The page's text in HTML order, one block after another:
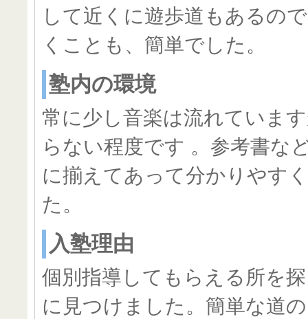
して近くに遊歩道もあるの
くことも、簡単でした。
塾内の環境
常に少し音楽は流れていま
らない程度です 。参考書な
に揃えてあって分かりやす
た。
入塾理由
個別指導してもらえる所を
に見つけました。簡単な道